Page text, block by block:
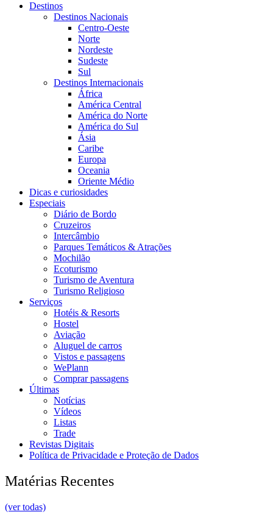
Destinos
Destinos Nacionais
Centro-Oeste
Norte
Nordeste
Sudeste
Sul
Destinos Internacionais
África
América Central
América do Norte
América do Sul
Ásia
Caribe
Europa
Oceania
Oriente Médio
Dicas e curiosidades
Especiais
Diário de Bordo
Cruzeiros
Intercâmbio
Parques Temáticos & Atrações
Mochilão
Ecoturismo
Turismo de Aventura
Turismo Religioso
Serviços
Hotéis & Resorts
Hostel
Aviação
Aluguel de carros
Vistos e passagens
WePlann
Comprar passagens
Últimas
Notícias
Vídeos
Listas
Trade
Revistas Digitais
Política de Privacidade e Proteção de Dados
Matérias Recentes
(ver todas)